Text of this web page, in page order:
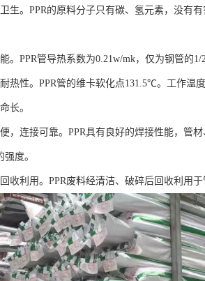
生。PPR的原料分子只有碳、氢元素，没有
。PPR管导热系数为0.21w/mk，仅为钢管的1/
热性。PPR管的维卡软化点131.5℃。工作温
长。
，连接可靠。PPR具有良好的焊接性能，管
度。
收利用。PPR废料经清洁、破碎后回收利用